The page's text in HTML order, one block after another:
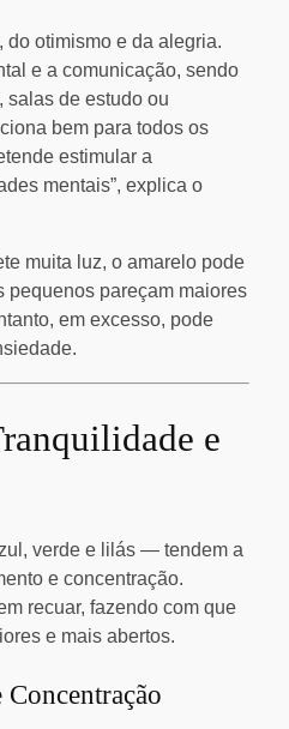
do otimismo e da alegria.
e a comunicação, sendo
salas de estudo ou
bem para todos os
estimular a
mentais”, explica o
muita luz, o amarelo pode
pequenos pareçam maiores
em excesso, pode
e
verde e lilás — tendem a
e concentração.
recuar, fazendo com que
e mais abertos.